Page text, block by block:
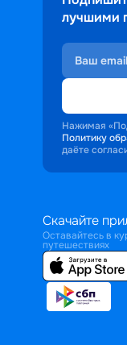
лучшими
Нажимая
Политику
даёте
Скачайте
Оставайтесь в
путешествиях